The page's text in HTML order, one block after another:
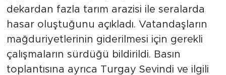
dekardan fazla tarım arazisi ile seralarda
hasar oluştuğunu açıkladı. Vatandaşların
mağduriyetlerinin giderilmesi için gerekli
çalışmaların sürdüğü bildirildi. Basın
toplantısına ayrıca Turgay Sevindi ve ilgili